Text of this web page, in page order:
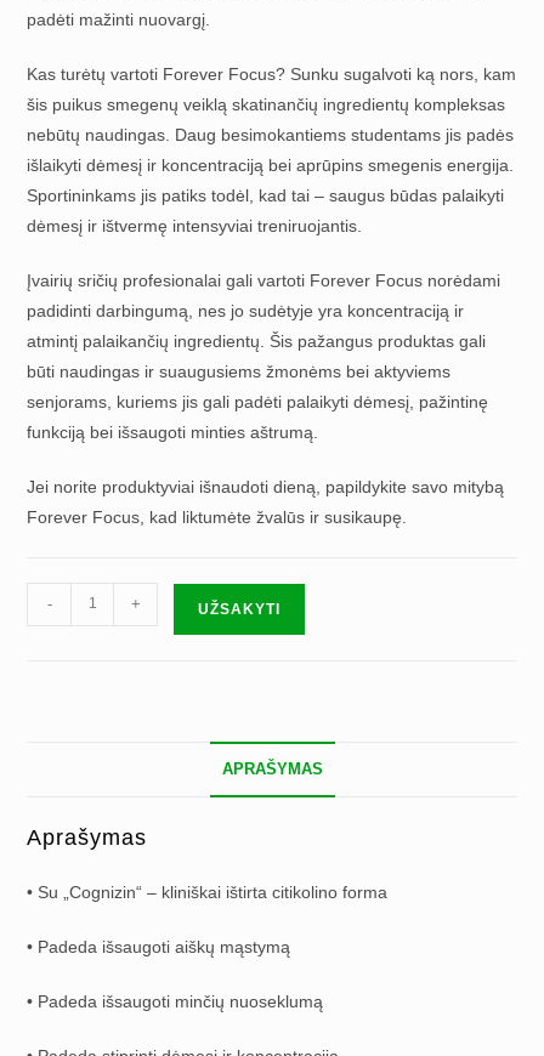
padėti mažinti nuovargį.
Kas turėtų vartoti Forever Focus? Sunku sugalvoti ką nors, kam
šis puikus smegenų veiklą skatinančių ingredientų kompleksas
nebūtų naudingas. Daug besimokantiems studentams jis padės
išlaikyti dėmesį ir koncentraciją bei aprūpins smegenis energija.
Sportininkams jis patiks todėl, kad tai – saugus būdas palaikyti
dėmesį ir ištvermę intensyviai treniruojantis.
Įvairių sričių profesionalai gali vartoti Forever Focus norėdami
padidinti darbingumą, nes jo sudėtyje yra koncentraciją ir
atmintį palaikančių ingredientų. Šis pažangus produktas gali
būti naudingas ir suaugusiems žmonėms bei aktyviems
senjorams, kuriems jis gali padėti palaikyti dėmesį, pažintinę
funkciją bei išsaugoti minties aštrumą.
Jei norite produktyviai išnaudoti dieną, papildykite savo mitybą
Forever Focus, kad liktumėte žvalūs ir susikaupę.
produkto
kiekis:
- + UŽSAKYTI
APRAŠYMAS
Aprašymas
• Su „Cognizin“ – kliniškai ištirta citikolino forma
• Padeda išsaugoti aiškų mąstymą
• Padeda išsaugoti minčių nuoseklumą